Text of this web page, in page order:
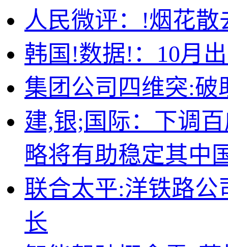
人民微评：!烟花
韩国!数据!：10月
集团公司四维突:破
建,银;国际：下调
略将有助稳定其中
联合太平:洋铁路
长